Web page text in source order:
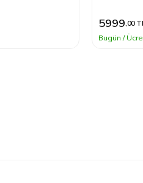
5999,00
Bugün /